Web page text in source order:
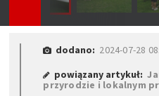
dodano: 2024-07-28
powiązany artykuł:
przyrodzie i lokalnym